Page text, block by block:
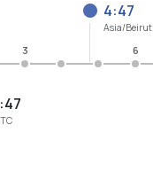
4:47
Asia/Beirut
3 6